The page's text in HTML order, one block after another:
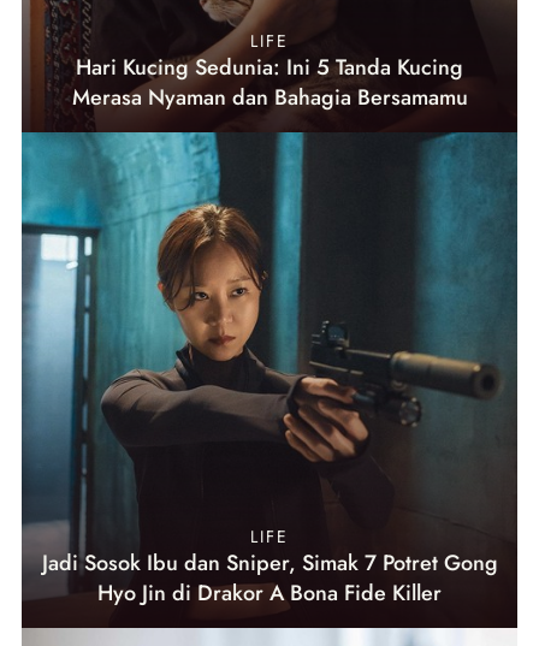
LIFE
Hari Kucing Sedunia: Ini 5 Tanda Kucing
Merasa Nyaman dan Bahagia Bersamamu
LIFE
Jadi Sosok Ibu dan Sniper, Simak 7 Potret Gong
Hyo Jin di Drakor A Bona Fide Killer